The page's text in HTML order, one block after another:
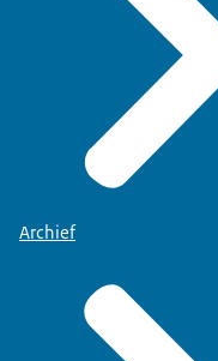
Archief